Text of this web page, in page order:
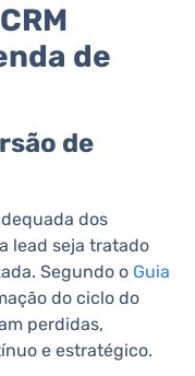
de
de
dos
lead seja tratado
Segundo o Guia
do ciclo do
perdidas,
e estratégico.